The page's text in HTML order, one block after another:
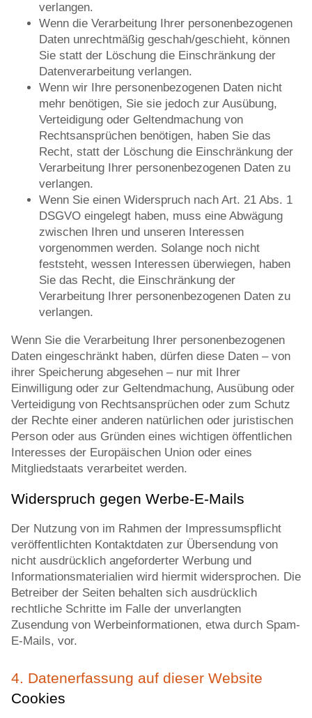
verlangen.
Wenn die Verarbeitung Ihrer personenbezogenen
Daten unrechtmäßig geschah/geschieht, können
Sie statt der Löschung die Einschränkung der
Datenverarbeitung verlangen.
Wenn wir Ihre personenbezogenen Daten nicht
mehr benötigen, Sie sie jedoch zur Ausübung,
Verteidigung oder Geltendmachung von
Rechtsansprüchen benötigen, haben Sie das
Recht, statt der Löschung die Einschränkung der
Verarbeitung Ihrer personenbezogenen Daten zu
verlangen.
Wenn Sie einen Widerspruch nach Art. 21 Abs. 1
DSGVO eingelegt haben, muss eine Abwägung
zwischen Ihren und unseren Interessen
vorgenommen werden. Solange noch nicht
feststeht, wessen Interessen überwiegen, haben
Sie das Recht, die Einschränkung der
Verarbeitung Ihrer personenbezogenen Daten zu
verlangen.
Wenn Sie die Verarbeitung Ihrer personenbezogenen
Daten eingeschränkt haben, dürfen diese Daten – von
ihrer Speicherung abgesehen – nur mit Ihrer
Einwilligung oder zur Geltendmachung, Ausübung oder
Verteidigung von Rechtsansprüchen oder zum Schutz
der Rechte einer anderen natürlichen oder juristischen
Person oder aus Gründen eines wichtigen öffentlichen
Interesses der Europäischen Union oder eines
Mitgliedstaats verarbeitet werden.
Widerspruch gegen Werbe-E-Mails
Der Nutzung von im Rahmen der Impressumspflicht
veröffentlichten Kontaktdaten zur Übersendung von
nicht ausdrücklich angeforderter Werbung und
Informationsmaterialien wird hiermit widersprochen. Die
Betreiber der Seiten behalten sich ausdrücklich
rechtliche Schritte im Falle der unverlangten
Zusendung von Werbeinformationen, etwa durch Spam-
E-Mails, vor.
4. Datenerfassung auf dieser Website
Cookies